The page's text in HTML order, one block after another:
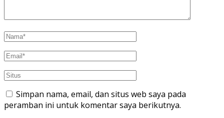
Simpan nama, email, dan situs web saya pada
peramban ini untuk komentar saya berikutnya.